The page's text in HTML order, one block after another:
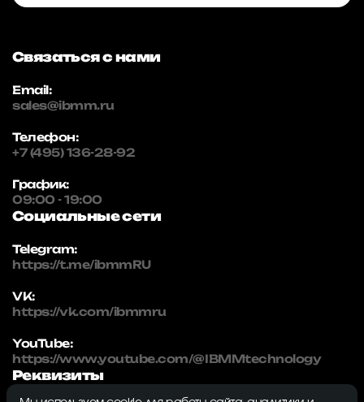
Связаться с нами
Email:
sales@ibmm.ru
Телефон:
+7 (495) 136-28-92
График:
09:00 - 19:00
Социальные сети
Telegram:
https://t.me/ibmmRU
VK:
https://vk.com/ibmmru
YouTube:
https://www.youtube.com/@IBMMtechnology
Реквизиты